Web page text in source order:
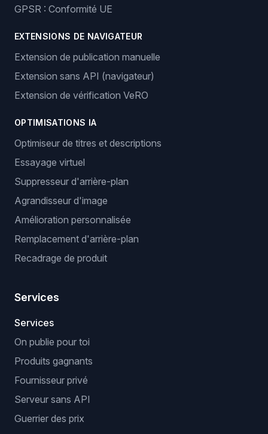
GPSR : Conformité UE
EXTENSIONS DE NAVIGATEUR
Extension de publication manuelle
Extension sans API (navigateur)
Extension de vérification VeRO
OPTIMISATIONS IA
Optimiseur de titres et descriptions
Essayage virtuel
Suppresseur d'arrière-plan
Agrandisseur d'image
Amélioration personnalisée
Remplacement d'arrière-plan
Recadrage de produit
Services
Services
On publie pour toi
Produits gagnants
Fournisseur privé
Serveur sans API
Guerrier des prix